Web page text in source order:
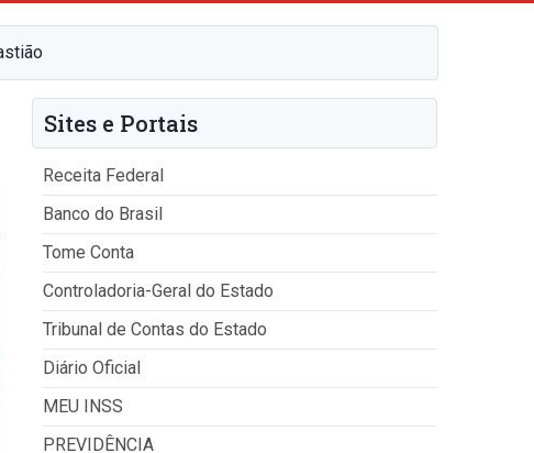
Sites e Portais
Receita Federal
Banco do Brasil
Tome Conta
Controladoria-Geral do Estado
Tribunal de Contas do Estado
Diário Oficial
MEU INSS
PREVIDÊNCIA